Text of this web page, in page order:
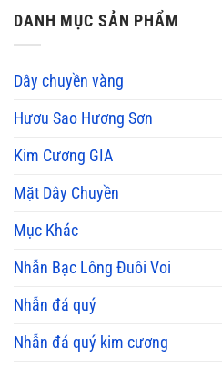
DANH MỤC SẢN PHẨM
Dây chuyền vàng
Hươu Sao Hương Sơn
Kim Cương GIA
Mặt Dây Chuyền
Mục Khác
Nhẫn Bạc Lông Đuôi Voi
Nhẫn đá quý
Nhẫn đá quý kim cương